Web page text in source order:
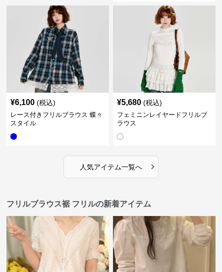
¥6,100 (税込)
レース付きフリルブラウス 蝶々
スタイル
¥5,680 (税込)
フェミニンレイヤードフリルブ
ラウス
人気アイテム一覧へ ›
フリルブラウス裾 フリルの新着アイテム